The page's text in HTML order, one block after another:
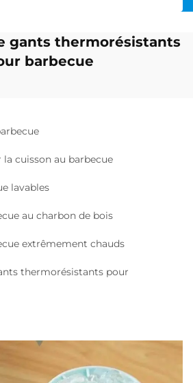
gants thermorésistants
barbecue
cuisson au barbecue
lavables
au charbon de bois
extrêmement chauds
thermorésistants pour